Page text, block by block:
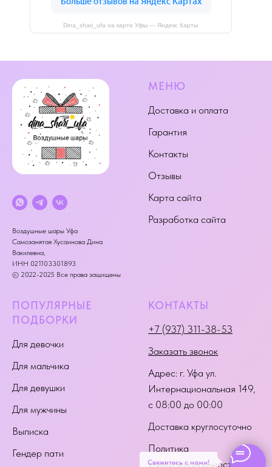
Свяжитесь с нами!
Dina_shari_ufa на карте Уфы — Яндекс Карты
Воздушные шары Уфа
Самозанятая Хусаинова Дина
Вакилевна,
ИНН 021103301893
© 2022-2025 Все права защищены
МЕНЮ
Доставка и оплата
Гарантия
Контакты
Отзывы
Карта сайта
Разработка сайта
ПОПУЛЯРНЫЕ
ПОДБОРКИ
Для девочки
Для мальчика
Для девушки
Для мужчины
Выписка
Гендер пати
КОНТАКТЫ
+7 (937) 311-38-53
Заказать звонок
Адрес: г. Уфа ул.
Интернациональная 149,
с 08:00 до 00:00
Доставка круглосуточно
Политика
конфиденциальности